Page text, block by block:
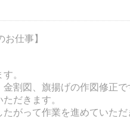
仕事】
。
割図、旗揚げの作図修正で
だきます。
がって作業を進めていただ